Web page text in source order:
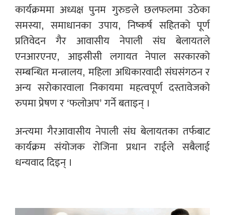
कार्यक्रममा अध्यक्ष पुनम गुरुङले छलफलमा उठेका
समस्या, समाधानका उपाय, निष्कर्ष सहितको पूर्ण
प्रतिवेदन गैर आवासीय नेपाली संघ बेलायतले
एनआरएनए, आइसीसी लगायत नेपाल सरकारको
सम्बन्धित मन्त्रालय, महिला अधिकारवादी संघसंगठन र
अन्य सरोकारवाला निकायमा महत्वपूर्ण दस्तावेजको
रुपमा प्रेषण र ‘फलोअप’ गर्ने बताइन् ।
अन्त्यमा गैरआवासीय नेपाली संघ बेलायतका तर्फबाट
कार्यक्रम संयोजक रोजिना प्रधान राईले सबैलाई
धन्यवाद दिइन् ।